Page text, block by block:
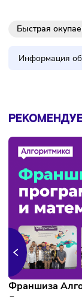
О
Фото:
LEVITA —